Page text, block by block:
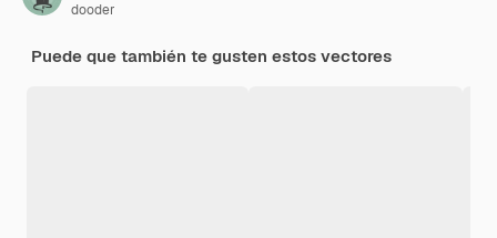
dooder
Puede que también te gusten estos vectores